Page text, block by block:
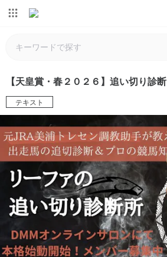
【天皇賞・春２０２６】追い切り診断
テキスト